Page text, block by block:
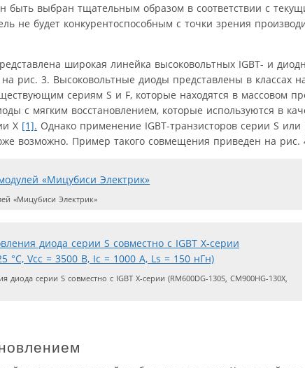
быть выбран тщательным образом в соответствии с
не будет конкурентоспособным с точки зрения
широкая линейка высоковольтных IGBT- и
рис. 3. Высоковольтные диоды представлены в классах
сериям S и F, которые находятся в массовом
с мягким восстановлением, которые используются в
Х [1]. Однако применение IGBT-транзисторов серии S или
возможно. Пример такого совмещения приведен на рис.
«Мицубиси Электрик»
серии S совместно с IGBT X-серии (RM600DG-130S, CM900HG-130X,